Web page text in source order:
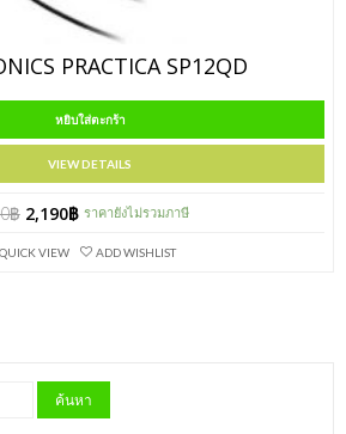
PRACTICA SP12QD
หยิบใส่ตะกร้า
VIEW DETAILS
฿ 2,190฿ ราคายังไม่รวมภาษี
QUICK VIEW ADD WISHLIST